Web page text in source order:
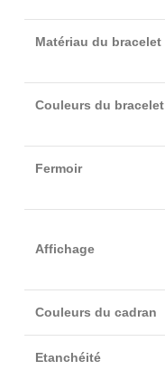
Matériau du bracelet
Couleurs du bracelet
Fermoir
Affichage
Couleurs du cadran
Etanchéité